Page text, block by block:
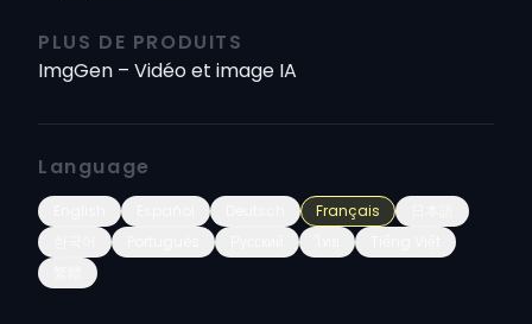
PLUS DE PRODUITS
ImgGen – Vidéo et image IA
Language
Français